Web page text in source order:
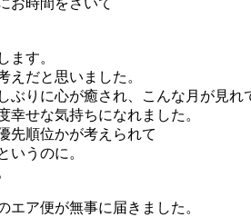
お時間をさいて
ます。
だと思いました。
ぶりに心が癒され、こんな月が見れ
せな気持ちになれました。
先順位かが考えられて
いうのに。
ア便が無事に届きました。